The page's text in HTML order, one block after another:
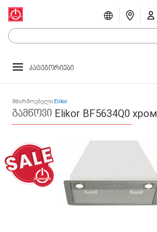
კატეგორიები
მწარმოებელი Elikor
გამწოვი Elikor BF5634Q0 хром